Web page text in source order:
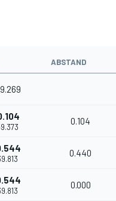
ABSTAND
0.104
0.440
0.000